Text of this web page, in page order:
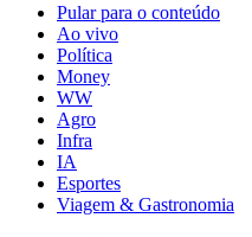
Pular para o conteúdo
Ao vivo
Política
Money
WW
Agro
Infra
IA
Esportes
Viagem & Gastronomia